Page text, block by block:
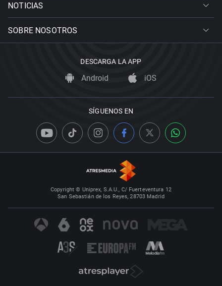
NOTICIAS
SOBRE NOSOTROS
DESCARGA LA APP
Android iOS
SÍGUENOS EN
Copyright © Uniprex, S.A.U., C/ Fuerteventura 12
San Sebastián de los Reyes, 28703 Madrid